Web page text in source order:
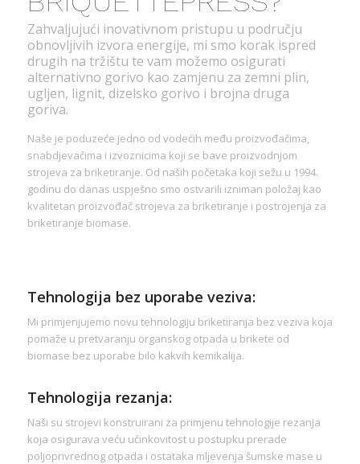
Zahvaljujući inovativnom pristupu u području
obnovljivih izvora energije, mi smo korak ispred
drugih na tržištu te vam možemo osigurati
alternativno gorivo kao zamjenu za zemni plin,
ugljen, lignit, dizelsko gorivo i brojna druga
goriva.
Naše je poduzeće jedno od vodećih među proizvođačima,
snabdjevačima i izvoznicima koji se bave proizvodnjom
strojeva za briketiranje. Od naših početaka koji sežu u 1994.
godinu do danas uspješno smo ostvarili izniman položaj kao
kvalitetan proizvođač strojeva za briketiranje i postrojenja za
briketiranje biomase.
Tehnologija bez uporabe veziva:
Mi primjenjujemo novu tehnologiju briketiranja bez veziva koja
pomaže u pretvaranju organskog otpada u brikete od
biomase bez uporabe bilo kakvih kemikalija.
Tehnologija rezanja:
Naši su strojevi konstruirani za primjenu tehnologije rezanja
koja osigurava veću učinkovitost u postupku prerade
poljoprivrednog otpada i ostataka mljevenja šumske mase u